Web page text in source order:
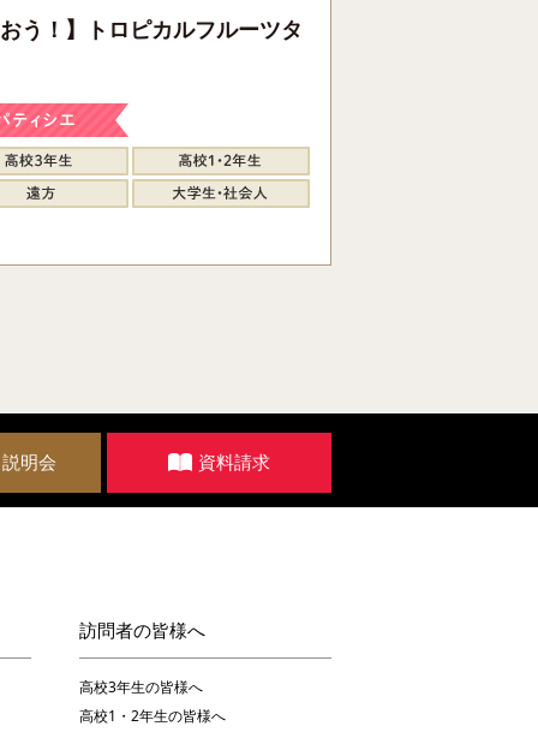
う！】トロピカルフルーツタ
明会 資料請求
訪問者の皆様へ
高校3年生の皆様へ
高校1・2年生の皆様へ